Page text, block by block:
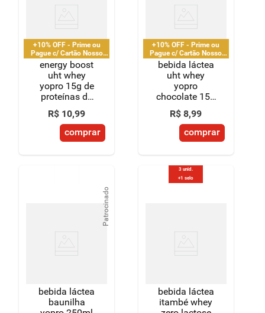
+10% OFF - Prime ou
Pague c/ Cartão Nosso
Pay
energy boost
uht whey
yopro 15g de
proteínas de
café expresso
250ml
R$ 10,99
comprar
+10% OFF - Prime ou
Pague c/ Cartão Nosso
Pay
bebida láctea
uht whey
yopro
chocolate 15g
de proteínas
250ml
R$ 8,99
comprar
Patrocinado
bebida láctea
baunilha
3 unid.
+1 selo
bebida láctea
itambé whey
9º macarrão
chocolate